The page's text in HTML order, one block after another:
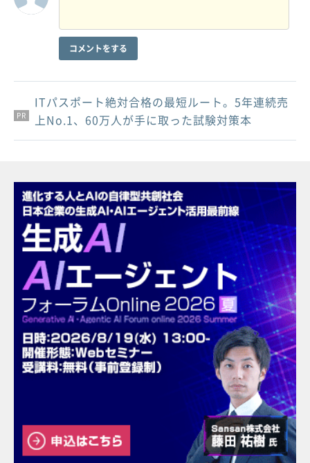
コメントをする
PR
PR
PR
ITパスポート絶対合格の最短ルート。5年連続売
上No.1、60万人が手に取った試験対策本